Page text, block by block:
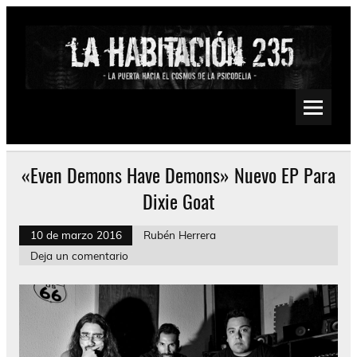
Saltar
Psychedelic, Stoner, Doom, Sludge, Fuzz, Space, Drone
«Even Demons Have Demons» Nuevo EP Para
Dixie Goat
10 de marzo 2016
Rubén Herrera
Deja un comentario